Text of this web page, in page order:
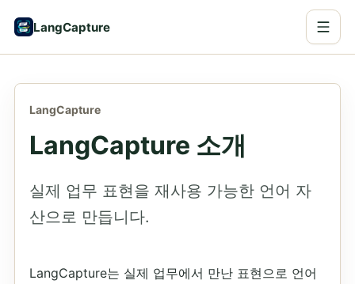
LangCapture
LangCapture
LangCapture 소개
실제 업무 표현을 재사용 가능한 언어 자
산으로 만듭니다.
LangCapture는 실제 업무에서 만난 표현으로 언어